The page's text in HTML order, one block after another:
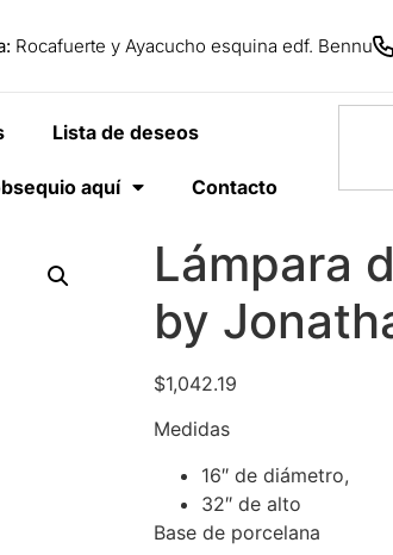
Rocafuerte y Ayacucho esquina edf. Bennu
Lista de deseos
aquí Contacto
Lámpara
by
$1,042.19
Medidas
16″ de diámetro,
32″ de alto
Base de porcelana